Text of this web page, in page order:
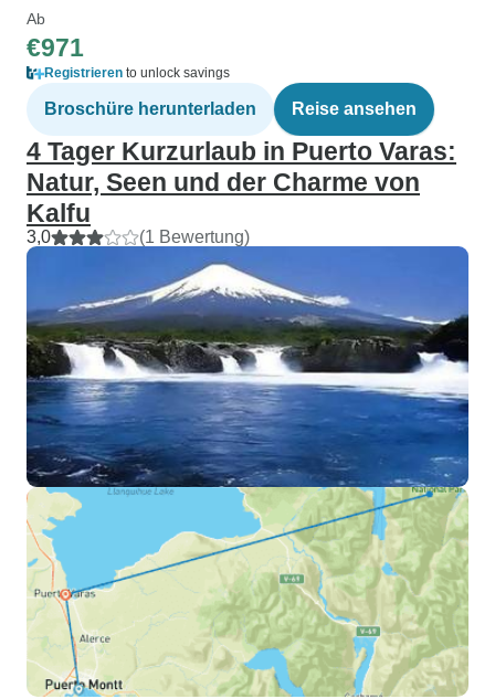
Ab
€971
Registrieren to unlock savings
Broschüre herunterladen Reise ansehen
4 Tager Kurzurlaub in Puerto Varas:
Natur, Seen und der Charme von
Kalfu
3,0 (1 Bewertung)